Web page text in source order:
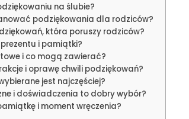
na ślubie?
podziękowania dla rodziców?
która poruszy rodziców?
i pamiątki?
i co mogą zawierać?
i oprawę chwili podziękowań?
jest najczęściej?
i doświadczenia to dobry wybór?
i moment wręczenia?